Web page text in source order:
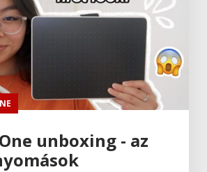
unboxing - az